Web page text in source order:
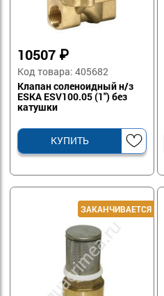
10507 ₽
Код товара: 405682
Клапан соленоидный н/з
ESKA ESV100.05 (1") без
катушки
КУПИТЬ